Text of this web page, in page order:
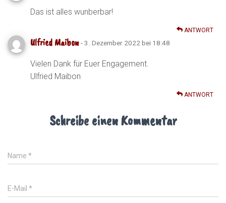
Das ist alles wunberbar!
ANTWORT
Ulfried Maibon- 3. Dezember 2022 bei 18:48
Vielen Dank für Euer Engagement.
Ulfried Maibon
ANTWORT
Schreibe einen Kommentar
Name *
E-Mail *